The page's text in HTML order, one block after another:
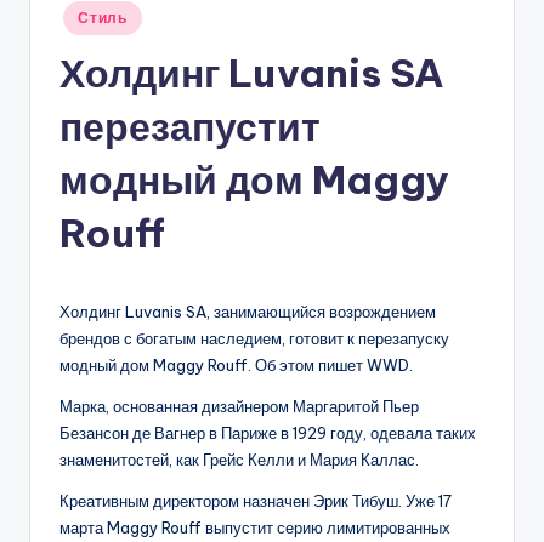
Опубликовано
Стиль
Холдинг Luvanis SA
перезапустит
модный дом Maggy
Rouff
Холдинг Luvanis SA, занимающийся возрождением
брендов с богатым наследием, готовит к перезапуску
модный дом Maggy Rouff. Об этом пишет WWD.
Марка, основанная дизайнером Маргаритой Пьер
Безансон де Вагнер в Париже в 1929 году, одевала таких
знаменитостей, как Грейс Келли и Мария Каллас.
Креативным директором назначен Эрик Тибуш. Уже 17
марта Maggy Rouff выпустит серию лимитированных